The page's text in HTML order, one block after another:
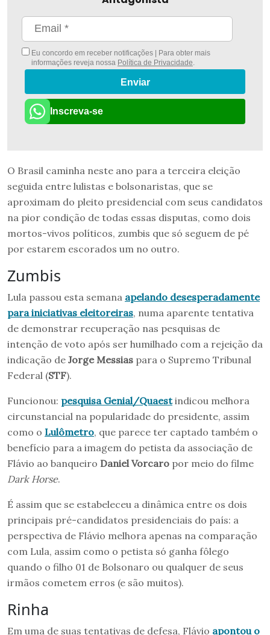
Eu concordo em receber notificações | Para obter mais
informações reveja nossa Política de Privacidade.
Enviar
Inscreva-se
O Brasil caminha neste ano para a terceira eleição
seguida entre lulistas e bolsonaristas, que se
aproximam do pleito presidencial com seus candidatos
na pior condição de todas essas disputas, como dois
mortos-vivos políticos, zumbis que só seguem de pé
por estarem escorados um no outro.
Zumbis
Lula passou esta semana apelando desesperadamente
para iniciativas eleitoreiras, numa aparente tentativa
de demonstrar recuperação nas pesquisas de
intenção de voto após ser humilhado com a rejeição da
indicação de Jorge Messias para o Supremo Tribunal
Federal (STF).
Funcionou: pesquisa Genial/Quaestindicou melhora
circunstancial na popularidade do presidente, assim
como o Lulômetro, que parece ter captado também o
benefício para a imagem do petista da associação de
Flávio ao banqueiro Daniel Vorcaro por meio do filme
Dark Horse.
É assim que se estabeleceu a dinâmica entre os dois
principais pré-candidatos presidenciais do país: a
perspectiva de Flávio melhora apenas na comparação
com Lula, assim como o petista só ganha fôlego
quando o filho 01 de Bolsonaro ou qualquer de seus
irmãos cometem erros (e são muitos).
Rinha
Em uma de suas tentativas de defesa, Flávio apontou o